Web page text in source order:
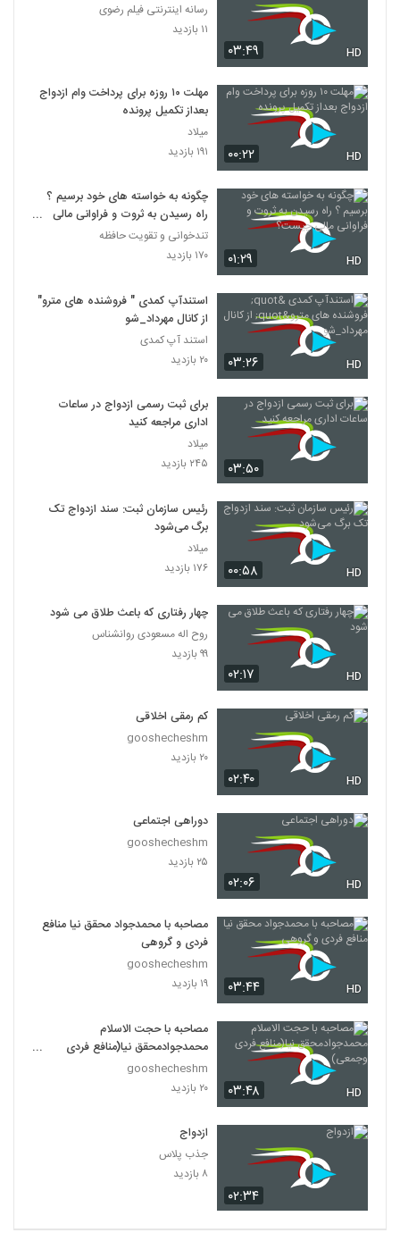
۰۳:۴۹ HD
رسانه اینترنتی فیلم رضوی
۱۱ بازدید
۰۰:۲۲ HD
مهلت ۱۰ روزه برای پرداخت وام ازدواج
بعداز تکمیل پرونده
میلاد
۱۹۱ بازدید
۰۱:۲۹ HD
چگونه به خواسته های خود برسیم ؟
راه رسیدن به ثروت و فراوانی مالی
چیست؟
تندخوانی و تقویت حافظه
۱۷۰ بازدید
۰۳:۲۶ HD
استندآپ کمدی " فروشنده های مترو"
از کانال مهرداد_شو
استند آپ کمدی
۲۰ بازدید
۰۳:۵۰
برای ثبت رسمی ازدواج در ساعات
اداری مراجعه کنید
میلاد
۲۴۵ بازدید
۰۰:۵۸ HD
رئیس سازمان ثبت: سند ازدواج تک
برگ می‌شود
میلاد
۱۷۶ بازدید
۰۲:۱۷ HD
چهار رفتاری که باعث طلاق می شود
روح اله مسعودی روانشناس
۹۹ بازدید
۰۲:۴۰ HD
کم رمقی اخلاقی
gooshecheshm
۲۰ بازدید
۰۲:۰۶ HD
دوراهی اجتماعی
gooshecheshm
۲۵ بازدید
۰۳:۴۴ HD
مصاحبه با محمدجواد محقق نیا منافع
فردی و گروهی
gooshecheshm
۱۹ بازدید
۰۳:۴۸ HD
مصاحبه با حجت الاسلام
محمدجوادمحقق نیا(منافع فردی
وجمعی)
gooshecheshm
۲۰ بازدید
۰۲:۳۴
ازدواج
جذب پلاس
۸ بازدید